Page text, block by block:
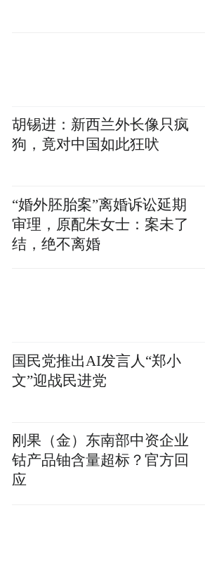
胡锡进：新西兰外长像只疯
狗，竟对中国如此狂吠
“婚外胚胎案”离婚诉讼延期
审理，原配朱女士：案未了
结，绝不离婚
国民党推出AI发言人“郑小
文”迎战民进党
刚果（金）东南部中资企业
钴产品铀含量超标？官方回
应